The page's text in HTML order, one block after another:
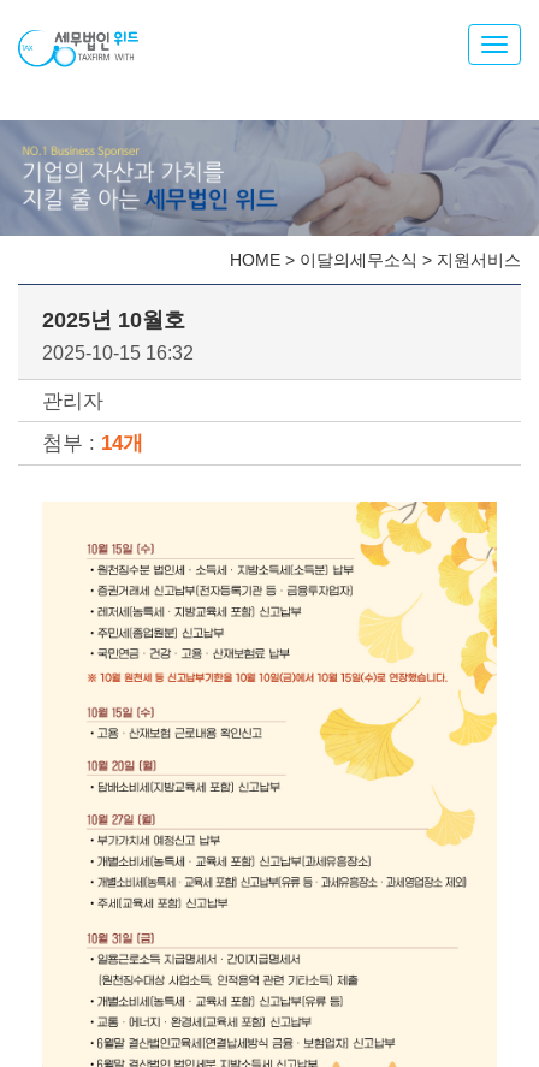
HOME > 이달의세무소식 > 지원서비스
2025년 10월호
2025-10-15 16:32
관리자
첨부 : 14개